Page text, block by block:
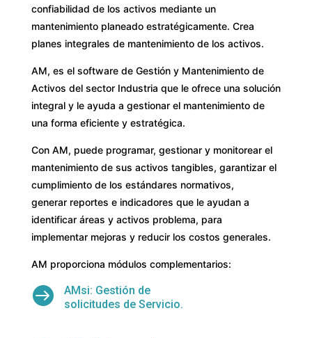
confiabilidad de los activos mediante un
mantenimiento planeado estratégicamente. Crea
planes integrales de mantenimiento de los activos.
AM, es el software de Gestión y Mantenimiento de
Activos del sector Industria que le ofrece una solución
integral y le ayuda a gestionar el mantenimiento de
una forma eficiente y estratégica.
Con AM, puede programar, gestionar y monitorear el
mantenimiento de sus activos tangibles, garantizar el
cumplimiento de los estándares normativos,
generar reportes e indicadores que le ayudan a
identificar áreas y activos problema, para
implementar mejoras y reducir los costos generales.
AM proporciona módulos complementarios:

AMsi: Gestión de
solicitudes de Servicio.